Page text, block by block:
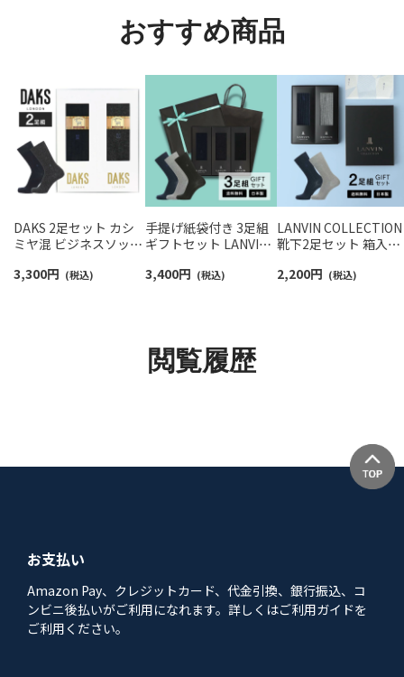
おすすめ商品
DAKS 2足セット カシ
ミヤ混 ビジネスソック
クルー丈 メンズ
3,300円 (税込)
手提げ紙袋付き 3足組
ギフトセット LANVIN
ーズン用 リブ クルー丈
3,400円 (税込)
LANVIN COLLECTION
靴下2足セット 箱入り
丈 ビジネス カジュア
2,200円 (税込)
閲覧履歴
お支払い
Amazon Pay、クレジットカード、代金引換、銀行振込、コ
ンビニ後払いがご利用になれます。詳しくはご利用ガイドを
ご利用ください。